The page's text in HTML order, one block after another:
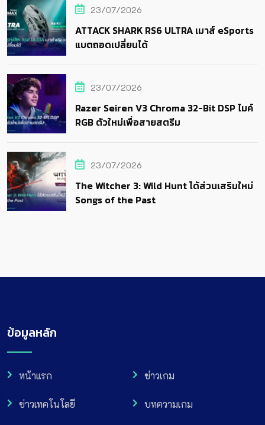
23/07/2026
ATTACK SHARK RS6 ULTRA เมาส์ eSports
แบตถอดเปลี่ยนได้
23/07/2026
Razer Seiren V3 Chroma 32-Bit DSP ไมค์
RGB ตัวใหม่เพื่อสายสตรีม
23/07/2026
The Witcher 3: Wild Hunt ได้ส่วนเสริมใหม่
Songs of the Past
ข้อมูลหลัก
หน้าแรก ข่าวเกม
ข่าวเทคโนโลยี บทความเกม